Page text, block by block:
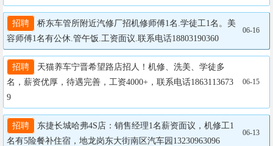
招聘
桥东车管所附近汽修厂招机修师傅1名.学徒工1名。美
容师傅1名有公休.管午饭.工资面议.联系电话18803190360
06-16
招聘
天猫养车宁晋希望路店招人！机修、洗美、学徒多
名，薪资优厚，待遇完善，工资4000+，联系电话1863113673
9
06-15
招聘
东捷长城哈弗4S店：销售经理1名薪资面议，机修工1
名有5险餐补住宿，地龙岗东大街南区汽车园13230963096
06-13